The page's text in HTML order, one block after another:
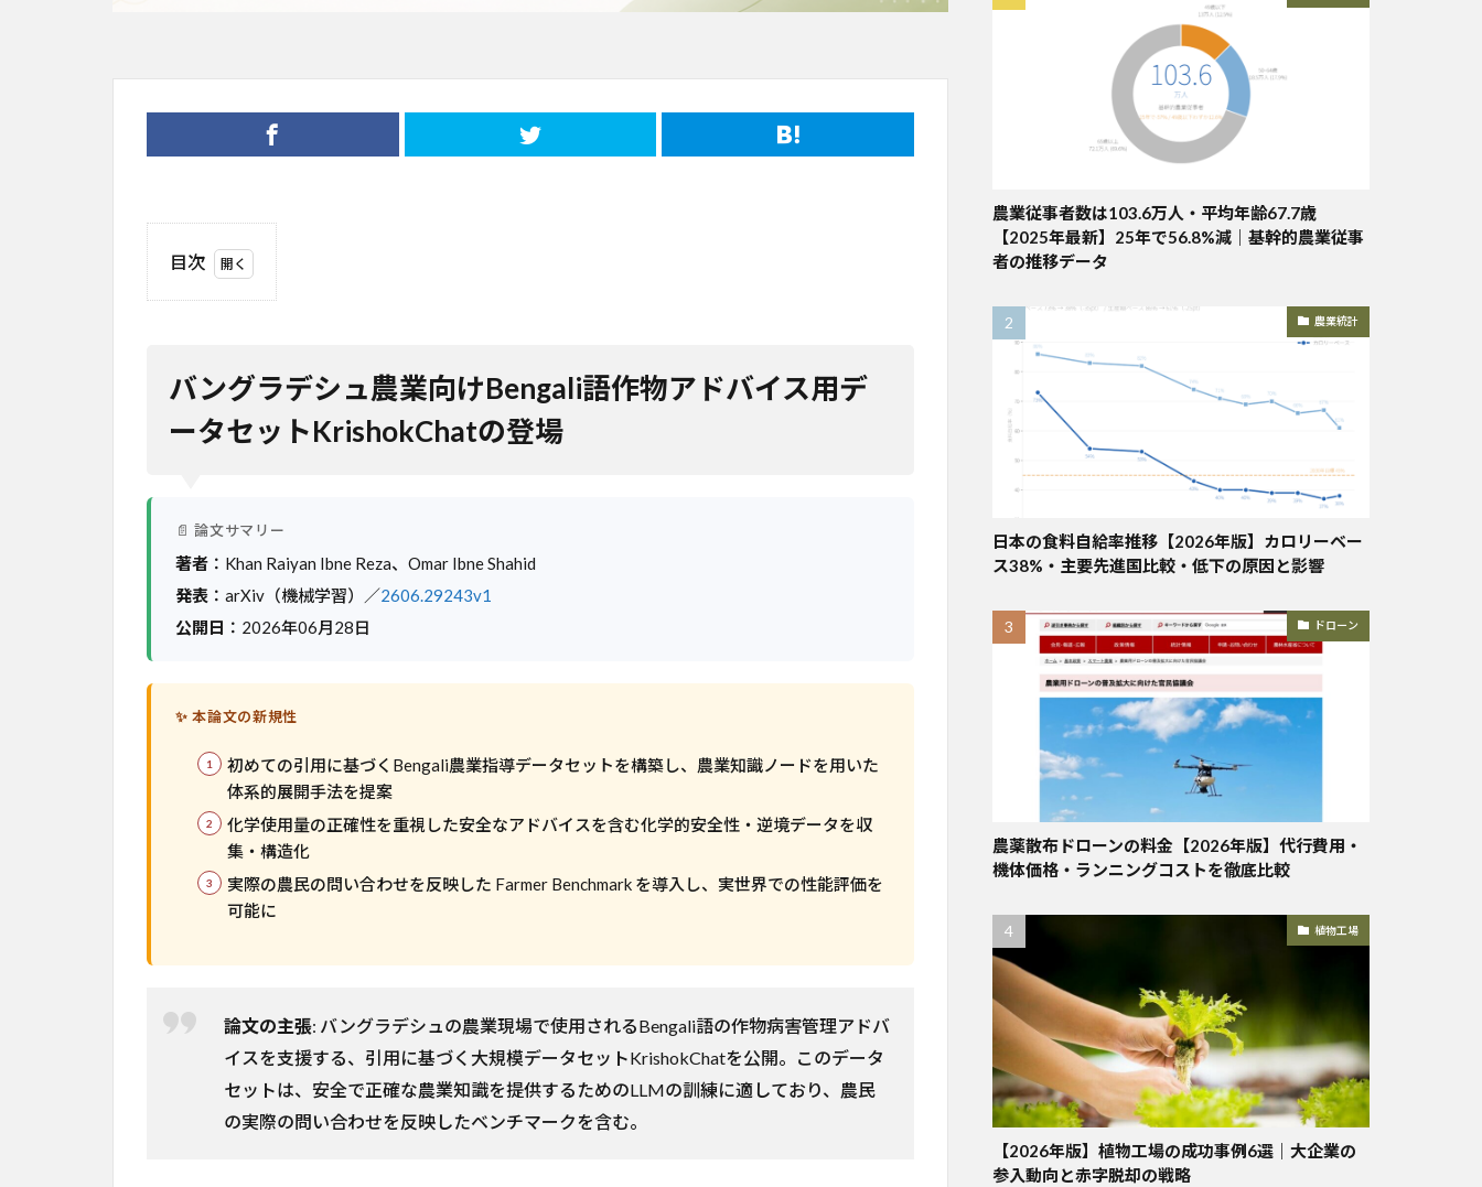
目次
物アドバイ
セット
景
と
題
法
5
バングラデシュ農業向けBengali語作物アドバイス用デ
ータセットKrishokChatの登場
📄 論文サマリー
著者 ：Khan Raiyan Ibne Reza、Omar Ibne Shahid
発表 ：arXiv（機械学習）／2606.29243v1
公開日 ：2026年06月28日
✨ 本論文の新規性
初めての引用に基づくBengali農業指導データセットを構築し、農業知識ノードを用いた
体系的展開手法を提案
化学使用量の正確性を重視した安全なアドバイスを含む化学的安全性・逆境データを収
集・構造化
実際の農民の問い合わせを反映した Farmer Benchmark を導入し、実世界での性能評価を
可能に
論文の主張: バングラデシュの農業現場で使用されるBengali語の作物病害管理アドバ
イスを支援する、引用に基づく大規模データセットKrishokChatを公開。このデータ
セットは、安全で正確な農業知識を提供するためのLLMの訓練に適しており、農民
の実際の問い合わせを反映したベンチマークを含む。
農業従事者数は103.6万人・平均年齢67.7歳
【2025年最新】25年で56.8%減｜基幹的農業従事
者の推移データ
農業統計
日本の食料自給率推移【2026年版】カロリーベー
ス38%・主要先進国比較・低下の原因と影響
ドローン
農薬散布ドローンの料金【2026年版】代行費用・
機体価格・ランニングコストを徹底比較
植物工場
【2026年版】植物工場の成功事例6選｜大企業の
参入動向と赤字脱却の戦略